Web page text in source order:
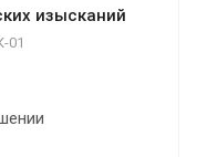
изысканий
01